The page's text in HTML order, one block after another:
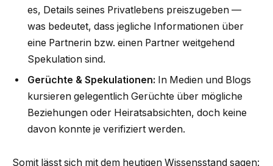
es, Details seines Privatlebens preiszugeben —
was bedeutet, dass jegliche Informationen über
eine Partnerin bzw. einen Partner weitgehend
Spekulation sind.
Gerüchte & Spekulationen: In Medien und Blogs
kursieren gelegentlich Gerüchte über mögliche
Beziehungen oder Heiratsabsichten, doch keine
davon konnte je verifiziert werden.
Somit lässt sich mit dem heutigen Wissensstand sagen: